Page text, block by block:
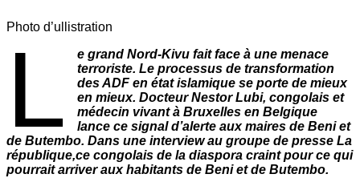
Photo d’ullistration
L
e grand Nord-Kivu fait face à une menace
terroriste. Le processus de transformation
des ADF en état islamique se porte de mieux
en mieux. Docteur Nestor Lubi, congolais et
médecin vivant à Bruxelles en Belgique
lance ce signal d’alerte aux maires de Beni et
de Butembo. Dans une interview au groupe de presse La
république,ce congolais de la diaspora craint pour ce qui
pourrait arriver aux habitants de Beni et de Butembo.